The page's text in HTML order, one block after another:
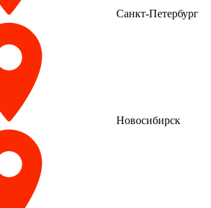
Санкт-Петербург
Новосибирск